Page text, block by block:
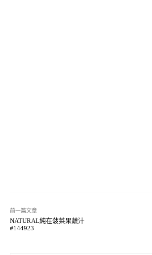
前一篇文章
NATURAL純在菠菜果蔬汁
#144923